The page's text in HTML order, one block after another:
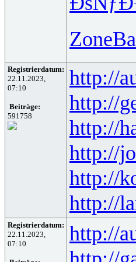
Zone
Registrierdatum:
22.11.2023,
07:10
Beiträge:
591758
http://
http://
http://
http://
http://
http://
Registrierdatum:
22.11.2023,
07:10
http://